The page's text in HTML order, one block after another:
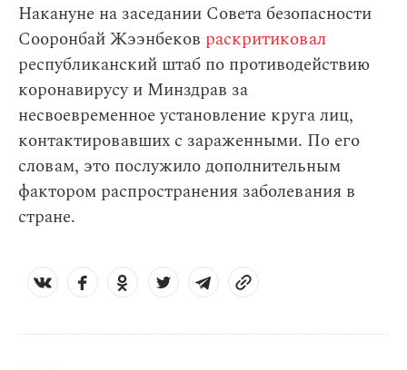
Накануне на заседании Совета безопасности
Сооронбай Жээнбеков раскритиковал
республиканский штаб по противодействию
коронавирусу и Минздрав за
несвоевременное установление круга лиц,
контактировавших с зараженными. По его
словам, это послужило дополнительным
фактором распространения заболевания в
стране.